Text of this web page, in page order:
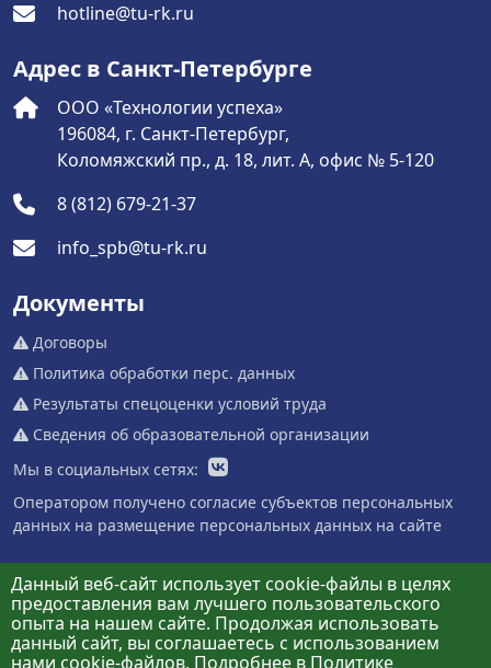
hotline@tu-rk.ru
Адрес в Санкт-Петербурге
ООО «Технологии успеха»
196084, г. Санкт-Петербург,
Коломяжский пр., д. 18, лит. А, офис № 5-120
8 (812) 679-21-37
info_spb@tu-rk.ru
Документы
Договоры
Политика обработки перс. данных
Результаты спецоценки условий труда
Сведения об образовательной организации
Мы в социальных сетях:
Оператором получено согласие субъектов персональных
данных на размещение персональных данных на сайте
Данный веб-сайт использует cookie-файлы в целях
предоставления вам лучшего пользовательского
опыта на нашем сайте. Продолжая использовать
данный сайт, вы соглашаетесь с использованием
нами cookie-файлов. Подробнее в Политике